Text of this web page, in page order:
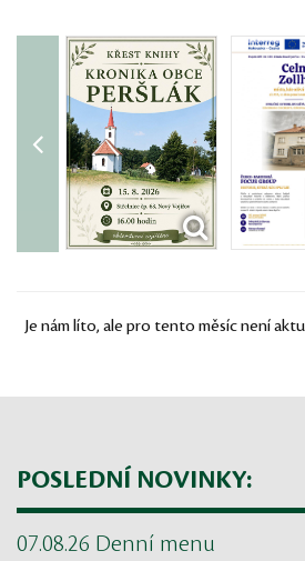
Je nám líto, ale pro tento měsíc není
POSLEDNÍ NOVINKY:
07.08.26 Denní menu